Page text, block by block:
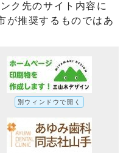
ク先のサイト内容に
が推奨するものではあ
別ウィンドウで開く